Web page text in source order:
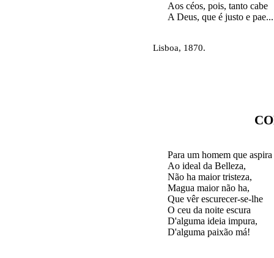
Aos céos, pois, tanto cabe
Lisboa, 1870.
Para um homem que aspira
Ao ideal da Belleza,
Não ha maior tristeza,
Magua maior não ha,
Que vêr escurecer-se-lhe
O ceu da noite escura
D'alguma ideia impura,